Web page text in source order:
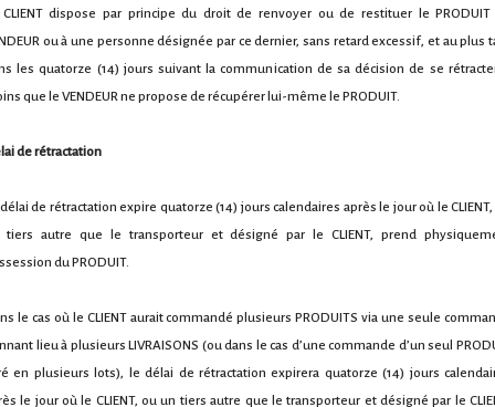
CLIENT dispose par principe du droit de renvoyer ou de restituer le PRODUIT
ou à une personne désignée par ce dernier, sans retard excessif, et au plus
les quatorze (14) jours suivant la communication de sa décision de se
que le VENDEUR ne propose de récupérer lui-même le PRODUIT.
de rétractation
de rétractation expire quatorze (14) jours calendaires après le jour où le
tiers autre que le transporteur et désigné par le CLIENT, prend
du PRODUIT.
le cas où le CLIENT aurait commandé plusieurs PRODUITS via une seule
lieu à plusieurs LIVRAISONS (ou dans le cas d’une commande d’un seul
en plusieurs lots), le délai de rétractation expirera quatorze (14) jours
le jour où le CLIENT, ou un tiers autre que le transporteur et désigné par le